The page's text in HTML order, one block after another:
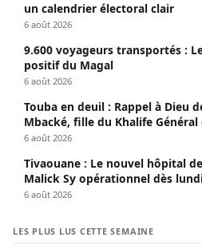
un calendrier électoral clair
6 août 2026
9.600 voyageurs transportés :
positif du Magal
6 août 2026
Touba en deuil : Rappel à Dieu
Mbacké, fille du Khalife
6 août 2026
Tivaouane : Le nouvel hôpital
Malick Sy opérationnel dès
6 août 2026
LES PLUS LUS CETTE SEMAINE